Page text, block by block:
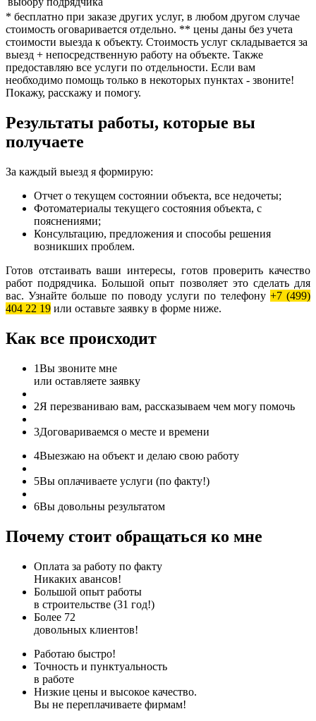
* бесплатно при заказе других услуг, в любом другом случае
стоимость оговаривается отдельно. ** цены даны без учета
стоимости выезда к объекту. Стоимость услуг складывается за
выезд + непосредственную работу на объекте. Также
предоставляю все услуги по отдельности. Если вам
необходимо помощь только в некоторых пунктах - звоните!
Покажу, расскажу и помогу.
Результаты работы, которые вы
получаете
За каждый выезд я формирую:
Отчет о текущем состоянии объекта, все недочеты;
Фотоматериалы текущего состояния объекта, с
пояснениями;
Консультацию, предложения и способы решения
возникших проблем.
Готов отстаивать ваши интересы, готов проверить качество
работ подрядчика. Большой опыт позволяет это сделать для
вас. Узнайте больше по поводу услуги по телефону +7 (499)
404 22 19 или оставьте заявку в форме ниже.
Как все происходит
1Вы звоните мне
или оставляете заявку
2Я перезваниваю вам, рассказываем чем могу помочь
3Договариваемся о месте и времени
4Выезжаю на объект и делаю свою работу
5Вы оплачиваете услуги (по факту!)
6Вы довольны результатом
Почему стоит обращаться ко мне
Оплата за работу по факту
Никаких авансов!
Большой опыт работы
в строительстве (31 год!)
Более 72
довольных клиентов!
Работаю быстро!
Точность и пунктуальность
в работе
Низкие цены и высокое качество.
Вы не переплачиваете фирмам!